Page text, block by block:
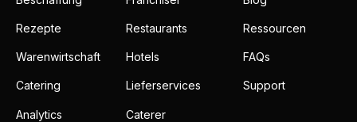
Rezepte
Warenwirtschaft
Catering
Analytics
Restaurants
Hotels
Lieferservices
Caterer
Ressourcen
FAQs
Support